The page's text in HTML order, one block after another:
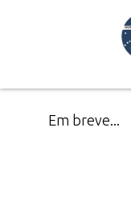
Em breve...